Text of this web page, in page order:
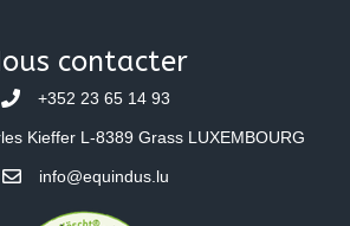
contacter
+352 23 65 14 93
Kieffer L-8389 Grass LUXEMBOURG
info@equindus.lu